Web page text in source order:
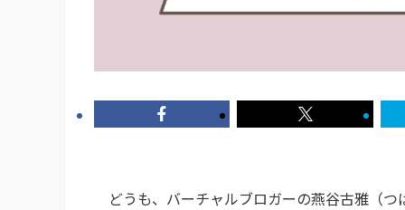
どうも、バーチャルブロガーの燕谷古雅（つ